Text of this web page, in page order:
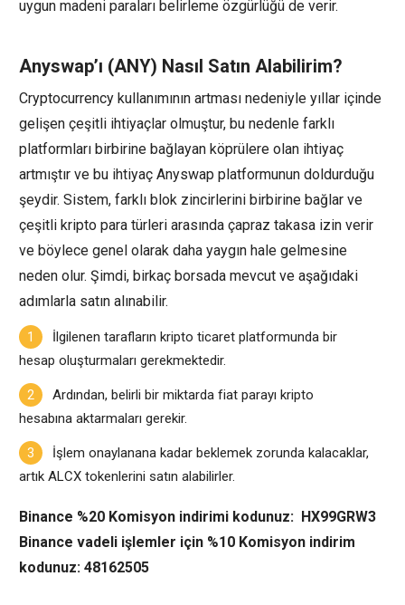
uygun madeni paraları belirleme özgürlüğü de verir.
Anyswap’ı (ANY) Nasıl Satın Alabilirim?
Cryptocurrency kullanımının artması nedeniyle yıllar içinde
gelişen çeşitli ihtiyaçlar olmuştur, bu nedenle farklı
platformları birbirine bağlayan köprülere olan ihtiyaç
artmıştır ve bu ihtiyaç Anyswap platformunun doldurduğu
şeydir. Sistem, farklı blok zincirlerini birbirine bağlar ve
çeşitli kripto para türleri arasında çapraz takasa izin verir
ve böylece genel olarak daha yaygın hale gelmesine
neden olur. Şimdi, birkaç borsada mevcut ve aşağıdaki
adımlarla satın alınabilir.
İlgilenen tarafların kripto ticaret platformunda bir
hesap oluşturmaları gerekmektedir.
Ardından, belirli bir miktarda fiat parayı kripto
hesabına aktarmaları gerekir.
İşlem onaylanana kadar beklemek zorunda kalacaklar,
artık ALCX tokenlerini satın alabilirler.
Binance %20 Komisyon indirimi kodunuz: HX99GRW3
Binance vadeli işlemler için %10 Komisyon indirim
kodunuz: 48162505